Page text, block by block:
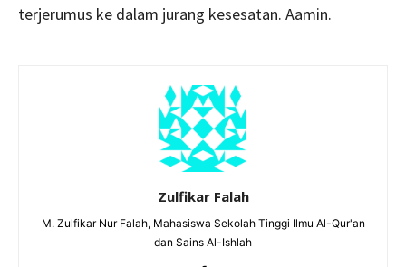
terjerumus ke dalam jurang kesesatan. Aamin.
Zulfikar Falah
M. Zulfikar Nur Falah, Mahasiswa Sekolah Tinggi Ilmu Al-Qur'an
dan Sains Al-Ishlah